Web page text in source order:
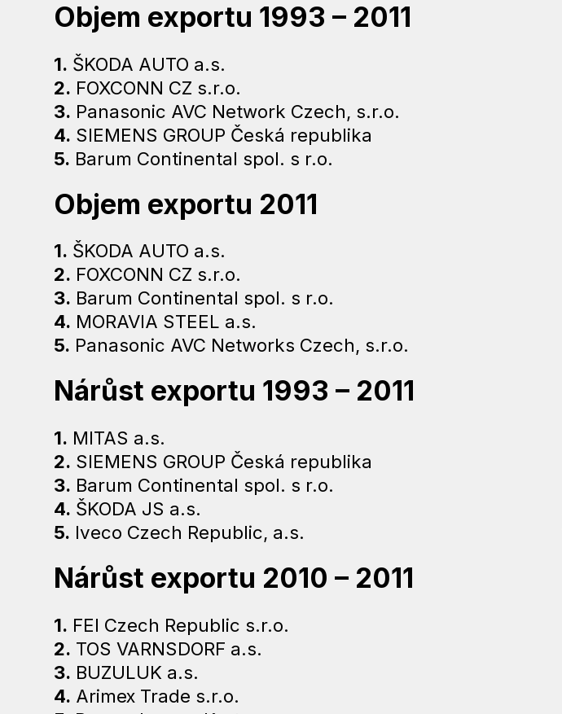
Objem exportu 1993 – 2011
1. ŠKODA AUTO a.s.
2. FOXCONN CZ s.r.o.
3. Panasonic AVC Network Czech, s.r.o.
4. SIEMENS GROUP Česká republika
5. Barum Continental spol. s r.o.
Objem exportu 2011
1. ŠKODA AUTO a.s.
2. FOXCONN CZ s.r.o.
3. Barum Continental spol. s r.o.
4. MORAVIA STEEL a.s.
5. Panasonic AVC Networks Czech, s.r.o.
Nárůst exportu 1993 – 2011
1. MITAS a.s.
2. SIEMENS GROUP Česká republika
3. Barum Continental spol. s r.o.
4. ŠKODA JS a.s.
5. Iveco Czech Republic, a.s.
Nárůst exportu 2010 – 2011
1. FEI Czech Republic s.r.o.
2. TOS VARNSDORF a.s.
3. BUZULUK a.s.
4. Arimex Trade s.r.o.